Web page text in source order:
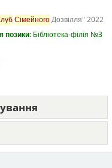
СімейногоДозвілля" 2022
позики: Бібліотека-філія №3